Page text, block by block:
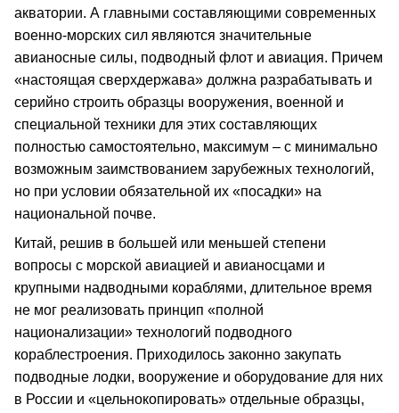
акватории. А главными составляющими современных
военно-морских сил являются значительные
авианосные силы, подводный флот и авиация. Причем
«настоящая сверхдержава» должна разрабатывать и
серийно строить образцы вооружения, военной и
специальной техники для этих составляющих
полностью самостоятельно, максимум – с минимально
возможным заимствованием зарубежных технологий,
но при условии обязательной их «посадки» на
национальной почве.
Китай, решив в большей или меньшей степени
вопросы с морской авиацией и авианосцами и
крупными надводными кораблями, длительное время
не мог реализовать принцип «полной
национализации» технологий подводного
кораблестроения. Приходилось законно закупать
подводные лодки, вооружение и оборудование для них
в России и «цельнокопировать» отдельные образцы,